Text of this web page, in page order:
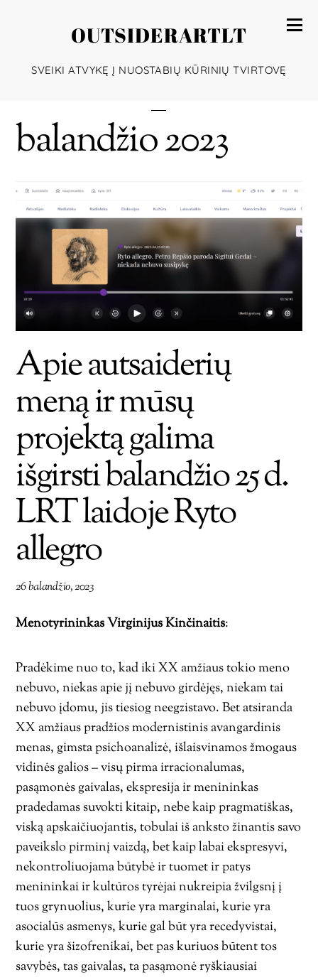
OUTSIDERARTLT
SVEIKI ATVYKĘ Į NUOSTABIŲ KŪRINIŲ TVIRTOVĘ
balandžio 2023
Apie autsaiderių
meną ir mūsų
projektą galima
išgirsti balandžio 25 d.
LRT laidoje Ryto
allegro
26 balandžio, 2023
Menotyrininkas Virginijus Kinčinaitis:
Pradėkime nuo to, kad iki XX amžiaus tokio meno
nebuvo, niekas apie jį nebuvo girdėjęs, niekam tai
nebuvo įdomu, jis tiesiog neegzistavo. Bet atsiranda
XX amžiaus pradžios modernistinis avangardinis
menas, gimsta psichoanalizė, išlaisvinamos žmogaus
vidinės galios – visų pirma irracionalumas,
pasąmonės gaivalas, ekspresija ir menininkas
pradedamas suvokti kitaip, nebe kaip pragmatiškas,
viską apskaičiuojantis, tobulai iš anksto žinantis savo
paveikslo pirminį vaizdą, bet kaip labai ekspresyvi,
nekontroliuojama būtybė ir tuomet ir patys
menininkai ir kultūros tyrėjai nukreipia žvilgsnį į
tuos grynuolius, kurie yra marginalai, kurie yra
asocialūs asmenys, kurie gal būt yra recedyvistai,
kurie yra šizofrenikai, bet pas kuriuos būtent tos
savybės, tas gaivalas, ta pasąmonė ryškiausiai